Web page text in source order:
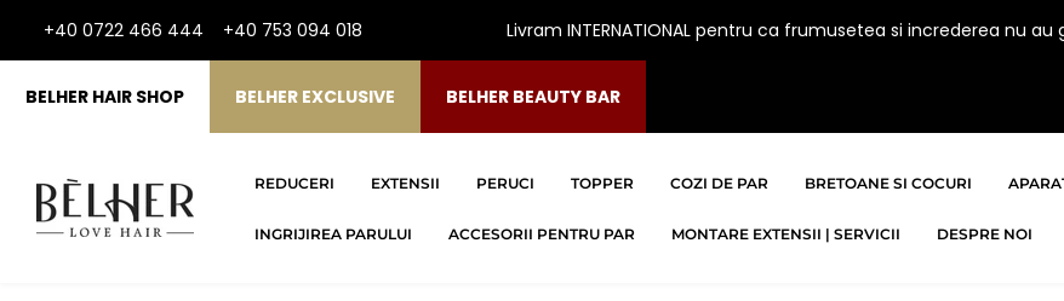
+40 0722 466 444 +40 753 094 018 Livram INTERNATIONAL pentru ca frumusetea si increderea nu au
BELHER HAIR SHOP BELHER EXCLUSIVE BELHER BEAUTY BAR
REDUCERI EXTENSII PERUCI TOPPER COZI DE PAR BRETOANE SI COCURI
INGRIJIREA PARULUI ACCESORII PENTRU PAR MONTARE EXTENSII | SERVICII DESPRE NOI